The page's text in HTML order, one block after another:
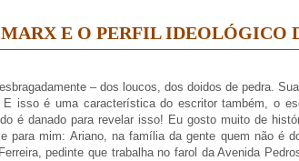
E O PERFIL IDEOLÓGICO
– dos loucos, dos doidos de pedra.
isso é uma característica do escritor também, o
é danado para revelar isso! Eu gosto muito de
mim: Ariano, na família da gente quem não é
pedinte que trabalha no farol da Avenida